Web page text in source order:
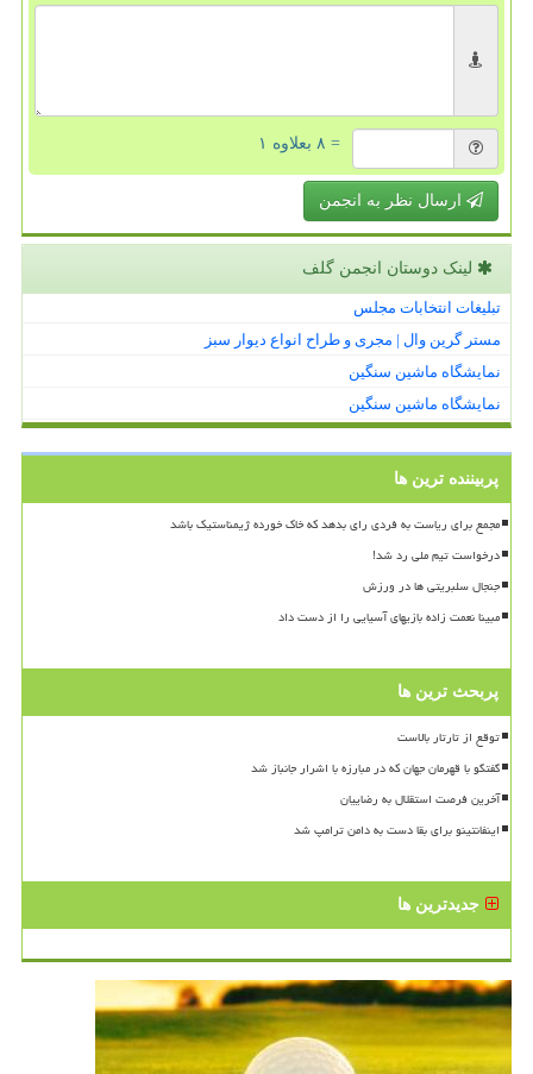
= ۸ بعلاوه ۱
ارسال نظر به انجمن
لینک دوستان انجمن گلف
تبلیغات انتخابات مجلس
مستر گرین وال | مجری و طراح انواع دیوار سبز
نمایشگاه ماشین سنگین
نمایشگاه ماشین سنگین
پربیننده ترین ها
مجمع برای ریاست به فردی رای بدهد که خاک خورده ژیمناستیک باشد
درخواست تیم ملی رد شد!
جنجال سلبریتی ها در ورزش
مبینا نعمت زاده بازیهای آسیایی را از دست داد
پربحث ترین ها
توقع از تارتار بالاست
گفتگو با قهرمان جهان که در مبارزه با اشرار جانباز شد
آخرین فرصت استقلال به رضاییان
اینفانتینو برای بقا دست به دامن ترامپ شد
جدیدترین ها